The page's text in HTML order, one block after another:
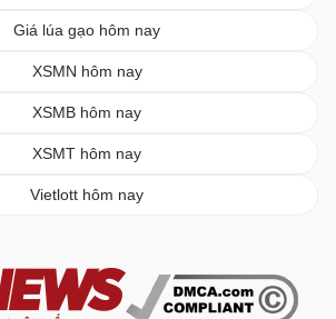
Giá lúa gạo hôm nay
XSMN hôm nay
XSMB hôm nay
XSMT hôm nay
Vietlott hôm nay